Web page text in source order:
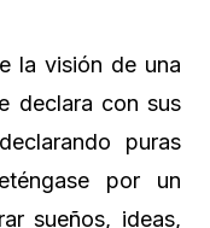
la visión de una
declara con sus
puras
por un
sueños, ideas,